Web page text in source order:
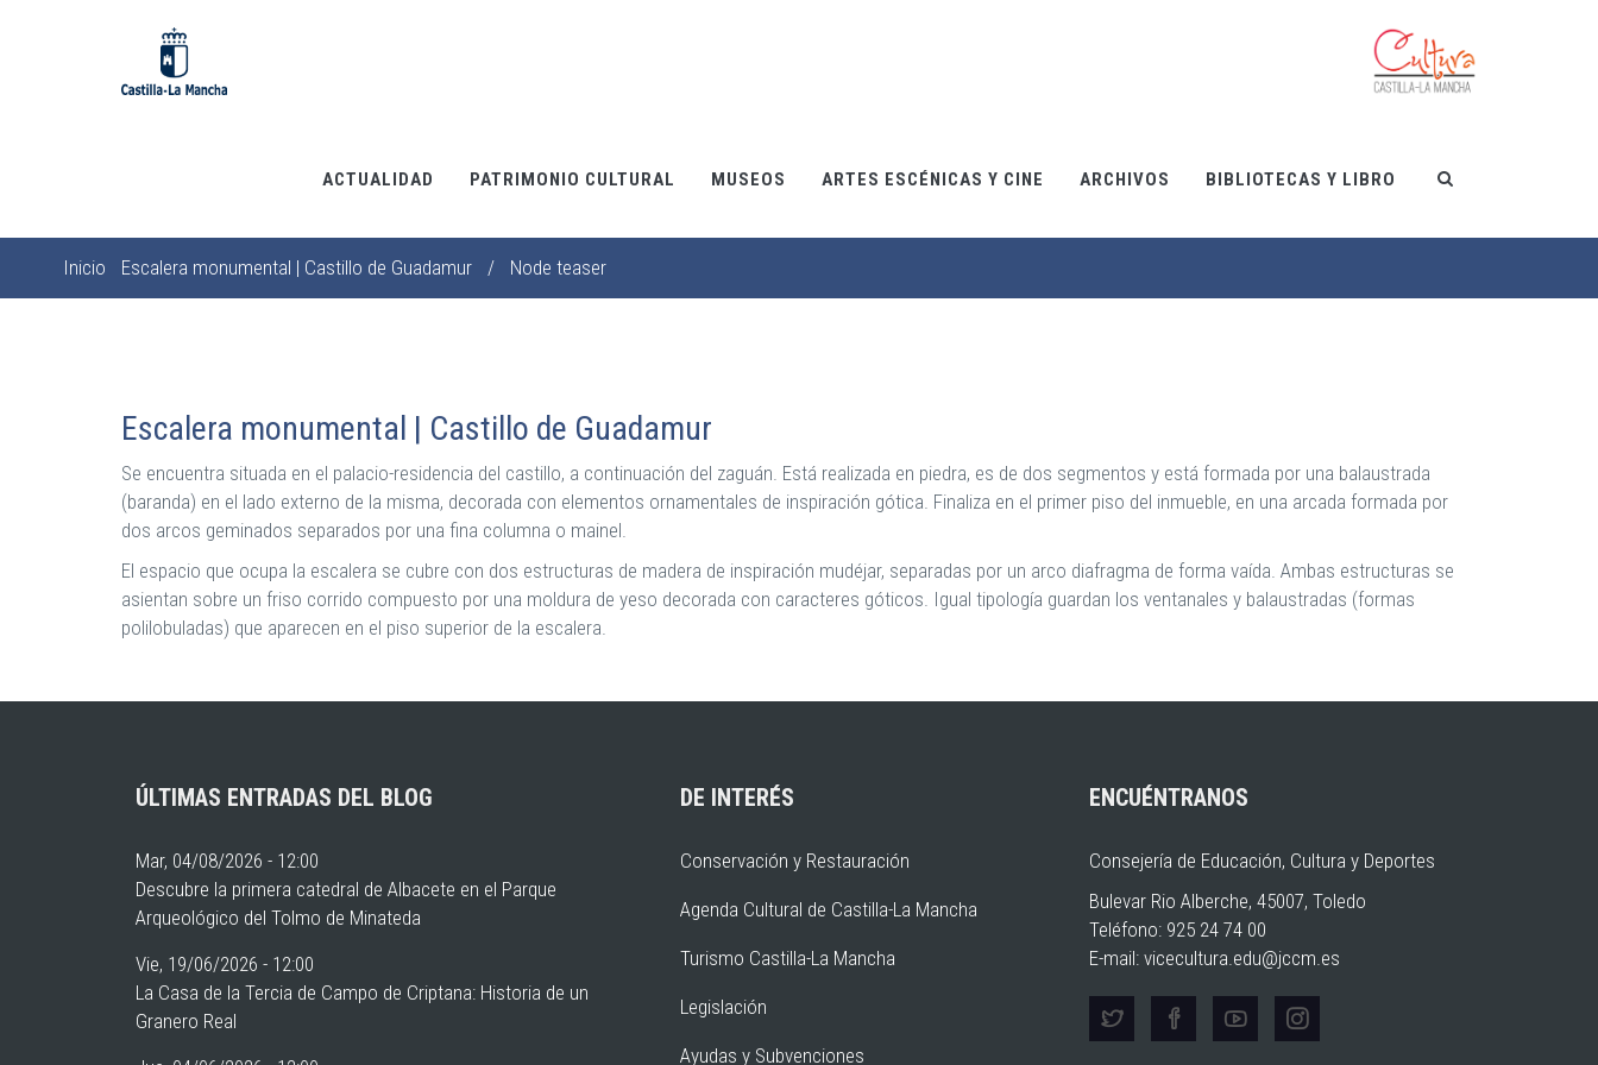
ACTUALIDAD PATRIMONIO CULTURAL MUSEOS ARTES ESCÉNICAS Y CINE ARCHIVOS BIBLIOTECAS Y LIBRO
Sobrescribir
navegación
Inicio Escalera monumental | Castillo de Guadamur / Node teaser
Escalera monumental | Castillo de Guadamur
Se encuentra situada en el palacio-residencia del castillo, a continuación del zaguán. Está realizada en piedra, es de dos segmentos y está formada por una balaustrada
(baranda) en el lado externo de la misma, decorada con elementos ornamentales de inspiración gótica. Finaliza en el primer piso del inmueble, en una arcada formada por
dos arcos geminados separados por una fina columna o mainel.
El espacio que ocupa la escalera se cubre con dos estructuras de madera de inspiración mudéjar, separadas por un arco diafragma de forma vaída. Ambas estructuras se
asientan sobre un friso corrido compuesto por una moldura de yeso decorada con caracteres góticos. Igual tipología guardan los ventanales y balaustradas (formas
polilobuladas) que aparecen en el piso superior de la escalera.
ÚLTIMAS ENTRADAS DEL BLOG
Mar, 04/08/2026 - 12:00
Descubre la primera catedral de Albacete en el Parque
Arqueológico del Tolmo de Minateda
Vie, 19/06/2026 - 12:00
La Casa de la Tercia de Campo de Criptana: Historia de un
Granero Real
DE INTERÉS
Conservación y Restauración
Agenda Cultural de Castilla-La Mancha
Turismo Castilla-La Mancha
Legislación
Ayudas y Subvenciones
ENCUÉNTRANOS
Consejería de Educación, Cultura y Deportes
Bulevar Rio Alberche, 45007, Toledo
Teléfono: 925 24 74 00
E-mail: vicecultura.edu@jccm.es